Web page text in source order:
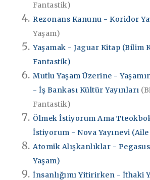
Fantastik)
Rezonans Kanunu - Koridor
Yaşam)
Yaşamak - Jaguar Kitap (Bilim
Fantastik)
Mutlu Yaşam Üzerine -
- İş Bankası Kültür Yayınları
Fantastik)
Ölmek İstiyorum Ama
İstiyorum - Nova Yayınevi (Aile
Atomik Alışkanlıklar -
Yaşam)
İnsanlığımı Yitirirken - İthaki